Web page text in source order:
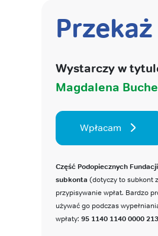
Wystarczy w
Magdalena
Wpłacam
Część Podopiecznych
subkonta (dotyczy to subkont
przypisywanie wpłat. Bardzo
używać go podczas
wpłaty: 95 1140 1140 0000